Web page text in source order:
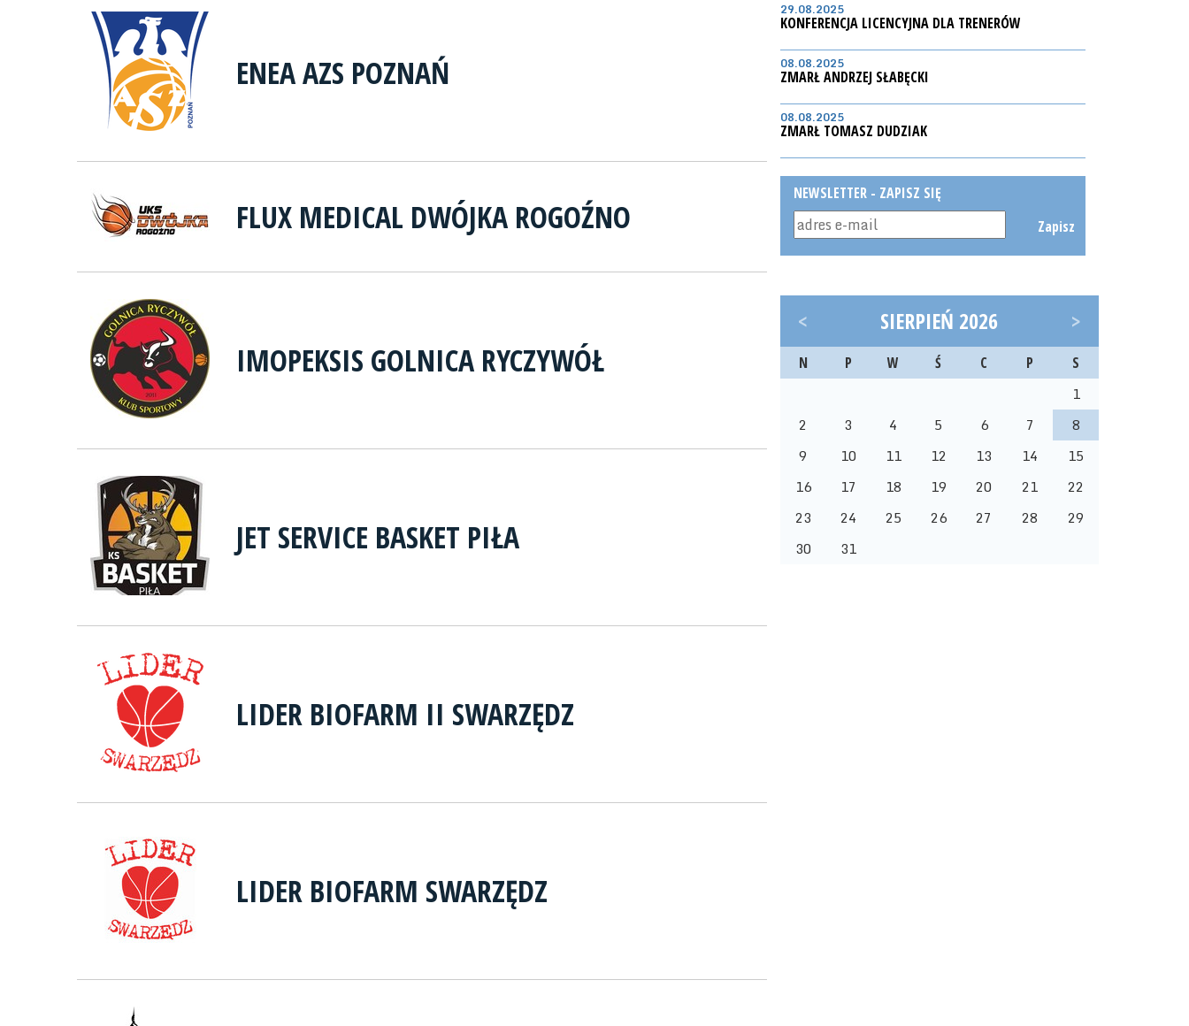
ENEA AZS POZNAŃ
FLUX MEDICAL DWÓJKA ROGOŹNO
IMOPEKSIS GOLNICA RYCZYWÓŁ
JET SERVICE BASKET PIŁA
LIDER BIOFARM II SWARZĘDZ
LIDER BIOFARM SWARZĘDZ
29.08.2025
KONFERENCJA LICENCYJNA DLA TRENERÓW
08.08.2025
ZMARŁ ANDRZEJ SŁABĘCKI
08.08.2025
ZMARŁ TOMASZ DUDZIAK
NEWSLETTER - ZAPISZ SIĘ
Zapisz
< SIERPIEŃ 2026 >
N P W Ś C P S
1
2
3 4 5 6 7
8
9
10 11 12 13 14
15
16
17 18 19 20 21
22
23
24 25 26 27 28
29
30
31